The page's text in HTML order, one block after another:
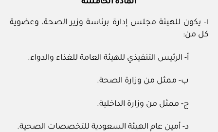
المادة الخامسة
١- يكون للهيئة مجلس إدارة برئاسة وزير الصحة، وعضوية
كل من:
أ- الرئيس التنفيذي للهيئة العامة للغذاء والدواء.
ب- ممثل من وزارة الصحة.
ج- ممثل من وزارة الداخلية.
د- أمين عام الهيئة السعودية للتخصصات الصحية.